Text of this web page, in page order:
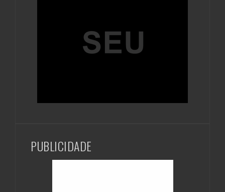
PUBLICIDADE